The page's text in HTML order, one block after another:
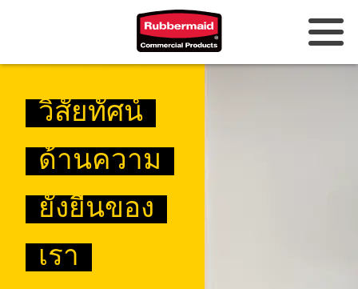
จีน (CN)
ฮ่องกง
เกาหลี (KR)
ฟิลิปปินส์
วิสัยทัศน์
ด้านความ
ยั่งยืนของ
เรา